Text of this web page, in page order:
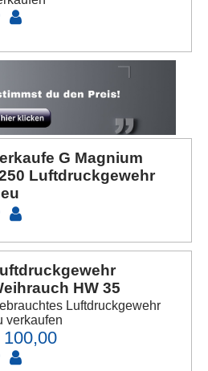
G Magnium
Luftdruckgewehr
HW 35
Luftdruckgewehr
verkaufen
100,00